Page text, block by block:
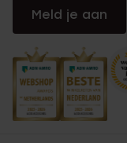
Meld je aan